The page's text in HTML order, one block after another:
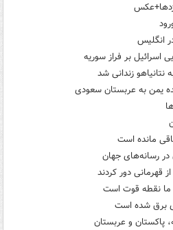
انگلیس
اسرائیل بر فراز سوریه
زندانی شد
یمن به عربستان سعودی
مانده است
در رسانه‌های جهان
قهرمانی دور کردند
ما نقطه قوت است
برق شده است
پاکستان و عربستان